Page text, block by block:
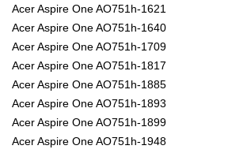
Acer Aspire One AO751h-1621
Acer Aspire One AO751h-1640
Acer Aspire One AO751h-1709
Acer Aspire One AO751h-1817
Acer Aspire One AO751h-1885
Acer Aspire One AO751h-1893
Acer Aspire One AO751h-1899
Acer Aspire One AO751h-1948